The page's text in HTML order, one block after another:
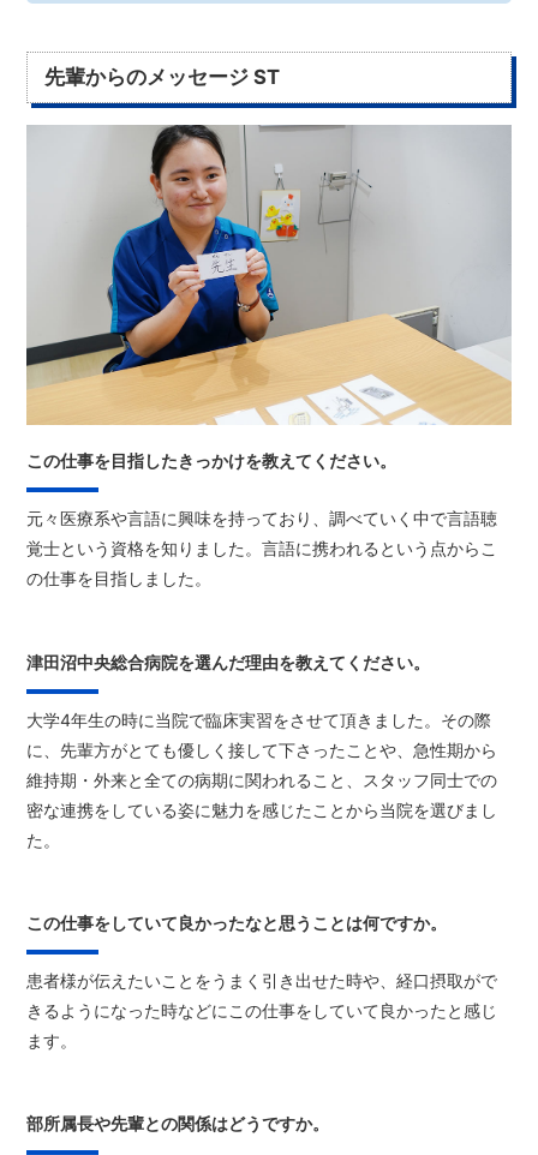
先輩からのメッセージ ST
この仕事を目指したきっかけを教えてください。
元々医療系や言語に興味を持っており、調べていく中で言語聴
覚士という資格を知りました。言語に携われるという点からこ
の仕事を目指しました。
津田沼中央総合病院を選んだ理由を教えてください。
大学4年生の時に当院で臨床実習をさせて頂きました。その際
に、先輩方がとても優しく接して下さったことや、急性期から
維持期・外来と全ての病期に関われること、スタッフ同士での
密な連携をしている姿に魅力を感じたことから当院を選びまし
た。
この仕事をしていて良かったなと思うことは何ですか。
患者様が伝えたいことをうまく引き出せた時や、経口摂取がで
きるようになった時などにこの仕事をしていて良かったと感じ
ます。
部所属長や先輩との関係はどうですか。